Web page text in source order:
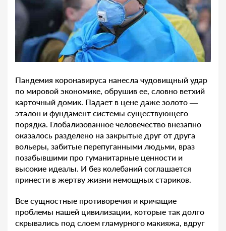
Пандемия коронавируса нанесла чудовищный удар
по мировой экономике, обрушив ее, словно ветхий
карточный домик. Падает в цене даже золото —
эталон и фундамент системы существующего
порядка. Глобализованное человечество внезапно
оказалось разделено на закрытые друг от друга
вольеры, забитые перепуганными людьми, враз
позабывшими про гуманитарные ценности и
высокие идеалы. И без колебаний соглашается
принести в жертву жизни немощных стариков.
Все сущностные противоречия и кричащие
проблемы нашей цивилизации, которые так долго
скрывались под слоем гламурного макияжа, вдруг